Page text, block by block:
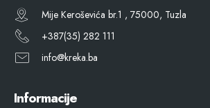
Mije Keroševića br.1 , 75000, Tuzla
+387(35) 282 111
info@kreka.ba
Informacije